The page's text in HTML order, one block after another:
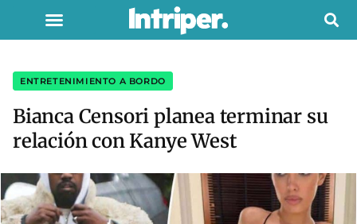
ENTRETENIMIENTO A BORDO
Bianca Censori planea terminar su
relación con Kanye West